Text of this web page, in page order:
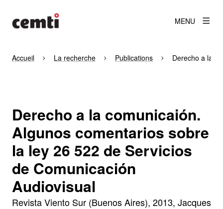
MENU
Accueil La recherche Publications Derecho a la
Derecho a la comunicaión.
Algunos comentarios sobre
la ley 26 522 de Servicios
de Comunicación
Audiovisual
Revista Viento Sur (Buenos Aires) 2013 Jacques